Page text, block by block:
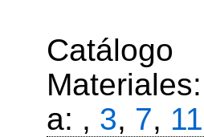
a: , 3, 7, 11